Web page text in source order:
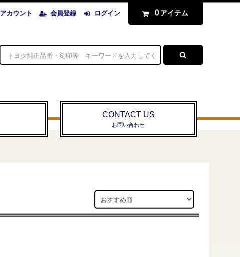
アカウント 会員登録 ログイン 0 アイテム
CONTACT US
お問い合わせ